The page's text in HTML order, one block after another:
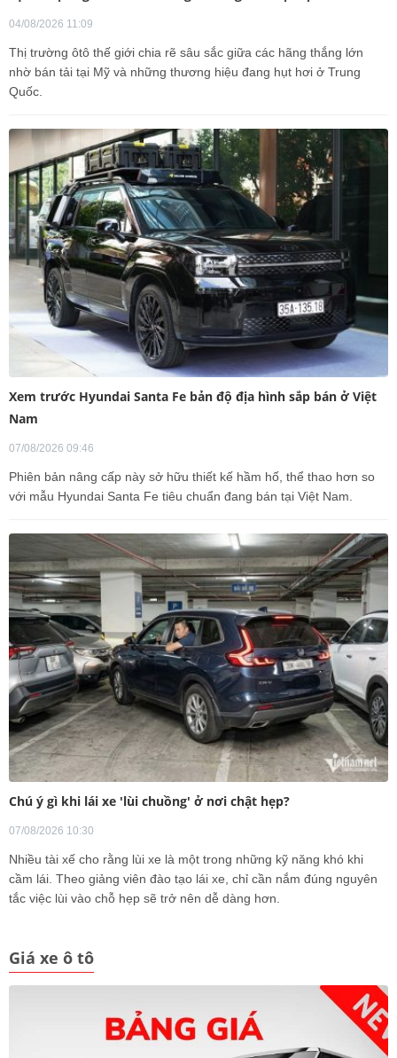
04/08/2026 11:09
Thị trường ôtô thế giới chia rẽ sâu sắc giữa các hãng thắng lớn
nhờ bán tải tại Mỹ và những thương hiệu đang hụt hơi ở Trung
Quốc.
Xem trước Hyundai Santa Fe bản độ địa hình sắp bán ở Việt
Nam
07/08/2026 09:46
Phiên bản nâng cấp này sở hữu thiết kế hầm hố, thể thao hơn so
với mẫu Hyundai Santa Fe tiêu chuẩn đang bán tại Việt Nam.
Chú ý gì khi lái xe 'lùi chuồng' ở nơi chật hẹp?
07/08/2026 10:30
Nhiều tài xế cho rằng lùi xe là một trong những kỹ năng khó khi
cầm lái. Theo giảng viên đào tạo lái xe, chỉ cần nắm đúng nguyên
tắc việc lùi vào chỗ hẹp sẽ trở nên dễ dàng hơn.
Giá xe ô tô